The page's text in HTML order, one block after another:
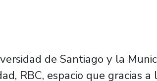
de Santiago y la
RBC, espacio que gracias